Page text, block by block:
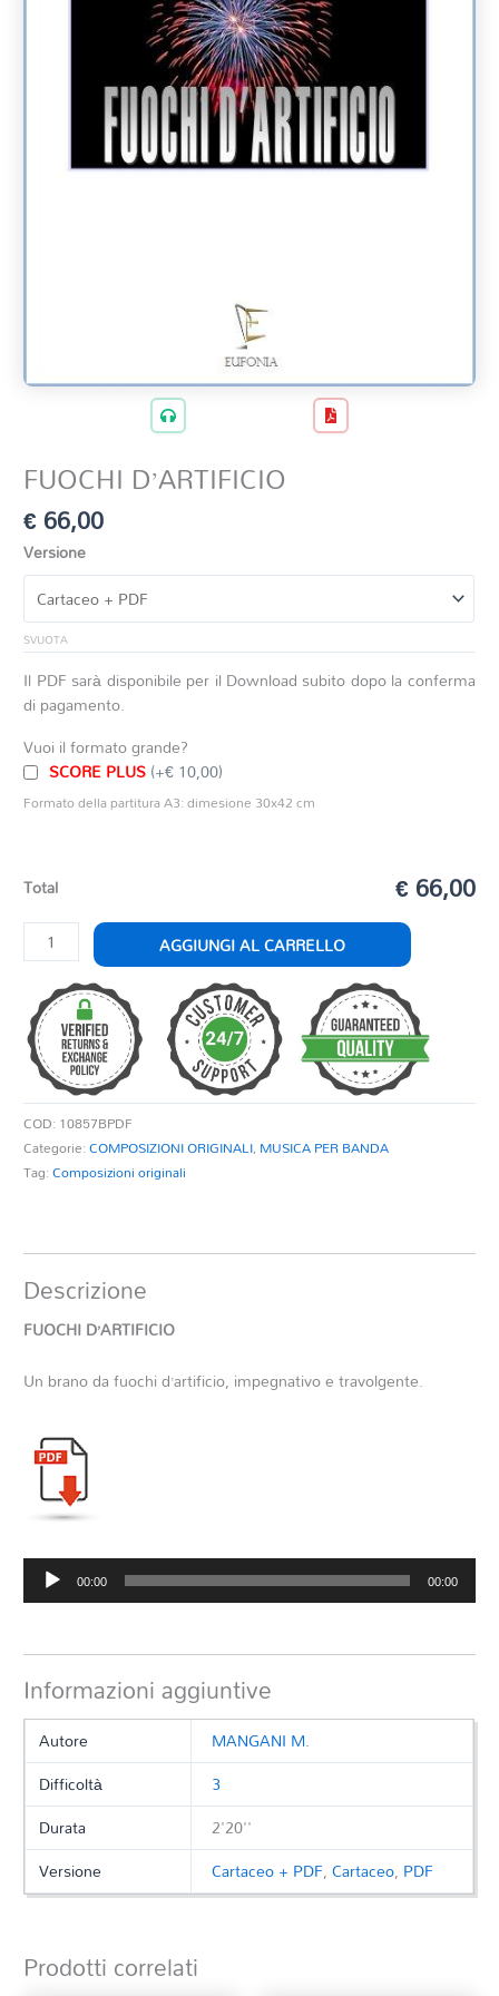
FUOCHI D’ARTIFICIO
€66,00
Versione
SVUOTA
Il PDF sarà disponibile per il Download subito dopo la conferma
di pagamento.
Vuoi il formato grande?
SCORE PLUS(+€ 10,00)
Formato della partitura A3: dimesione 30x42 cm
Total € 66,00
FUOCHI
D'ARTIFICIO
quantità
AGGIUNGI AL CARRELLO
COD: 10857BPDF
Categorie:COMPOSIZIONI ORIGINALI, MUSICA PER BANDA
Tag:Composizioni originali
Descrizione
FUOCHI D’ARTIFICIO
Un brano da fuochi d’artificio, impegnativo e travolgente.
Audio
Player
00:00 00:00
Informazioni aggiuntive
Autore
MANGANI M.
Difficoltà
3
Durata
2'20''
Versione
Cartaceo + PDF,Cartaceo, PDF
Prodotti correlati